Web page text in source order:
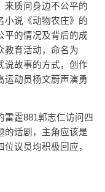
来质问身边不公平的
小说《动物农庄》的
平的情况及背后的成
教育活动，命名为
说故事的方式，创作
运动员杨文蔚声演勇
雷霆881郭志仁访问四
的话剧，主角应该是
议员均积极回应，